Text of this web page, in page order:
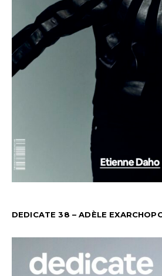
DEDICATE 38 – ADÈLE